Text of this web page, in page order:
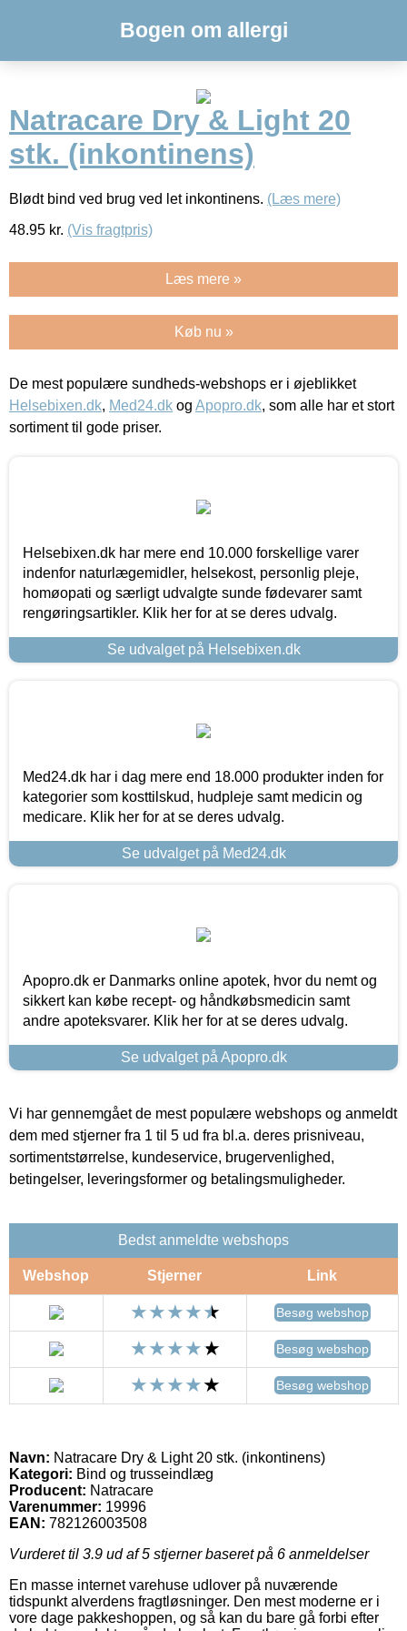
Bogen om allergi
Natracare Dry & Light 20
stk. (inkontinens)
Blødt bind ved brug ved let inkontinens. (Læs mere)
48.95 kr. (Vis fragtpris)
Læs mere »
Køb nu »
De mest populære sundheds-webshops er i øjeblikket
Helsebixen.dk, Med24.dk og Apopro.dk, som alle har et stort
sortiment til gode priser.
Helsebixen.dk har mere end 10.000 forskellige varer
indenfor naturlægemidler, helsekost, personlig pleje,
homøopati og særligt udvalgte sunde fødevarer samt
rengøringsartikler. Klik her for at se deres udvalg.
Se udvalget på Helsebixen.dk
Med24.dk har i dag mere end 18.000 produkter inden for
kategorier som kosttilskud, hudpleje samt medicin og
medicare. Klik her for at se deres udvalg.
Se udvalget på Med24.dk
Apopro.dk er Danmarks online apotek, hvor du nemt og
sikkert kan købe recept- og håndkøbsmedicin samt
andre apoteksvarer. Klik her for at se deres udvalg.
Se udvalget på Apopro.dk
Vi har gennemgået de mest populære webshops og anmeldt
dem med stjerner fra 1 til 5 ud fra bl.a. deres prisniveau,
sortimentstørrelse, kundeservice, brugervenlighed,
betingelser, leveringsformer og betalingsmuligheder.
Bedst anmeldte webshops
Webshop Stjerner Link
Besøg webshop
Besøg webshop
Besøg webshop
Navn: Natracare Dry & Light 20 stk. (inkontinens)
Kategori: Bind og trusseindlæg
Producent: Natracare
Varenummer: 19996
EAN: 782126003508
Vurderet til 3.9 ud af 5 stjerner baseret på 6 anmeldelser
En masse internet varehuse udlover på nuværende
tidspunkt alverdens fragtløsninger. Den mest moderne er i
vore dage pakkeshoppen, og så kan du bare gå forbi efter